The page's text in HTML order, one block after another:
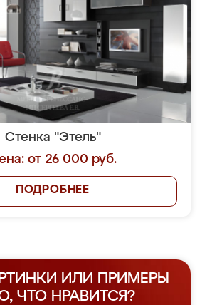
Стенка "Этель"
от 26 000 руб.
ПОДРОБНЕЕ
ИЛИ ПРИМЕРЫ
ЧТО НРАВИТСЯ?